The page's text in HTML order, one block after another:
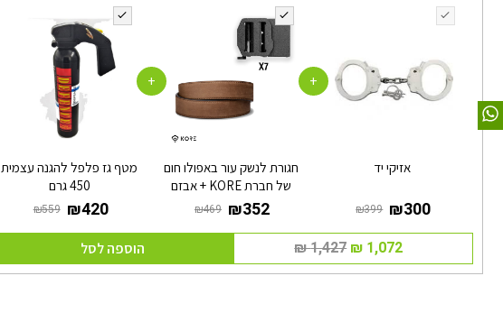
אזיקי יד
‏399 ₪
+
חגורת לנשק עור באפולו חום
של חברת KORE + אבזם
+
מטף גז פלפל להגנה עצמית
450 גרם
‏559 ₪ ‏420 ₪
‏1,427 ₪ הוספה לסל